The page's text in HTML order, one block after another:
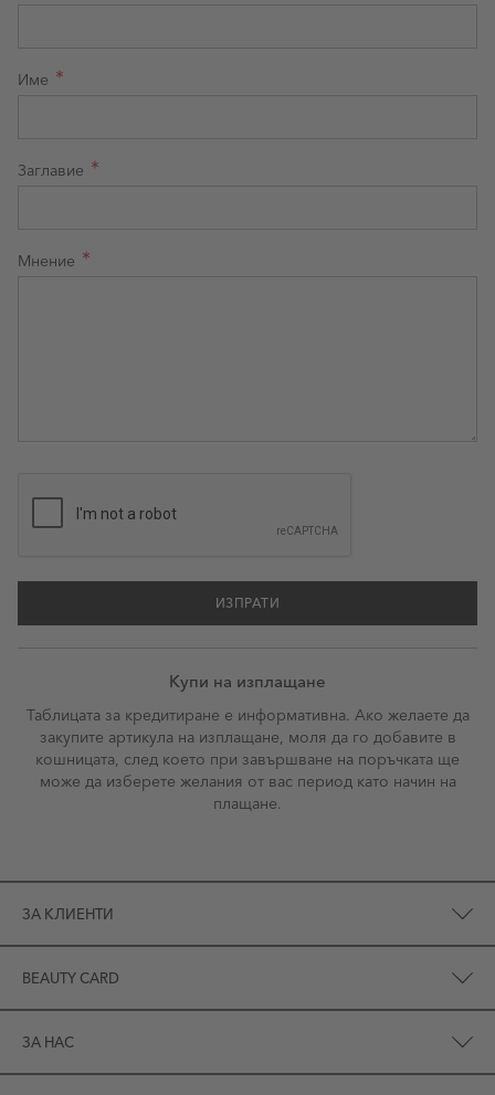
Име
Заглавие
Мнение
ИЗПРАТИ
Купи на изплащане
Таблицата за кредитиране е информативна. Ако желаете да
закупите артикула на изплащане, моля да го добавите в
кошницата, след което при завършване на поръчката ще
може да изберете желания от вас период като начин на
плащане.
ЗА КЛИЕНТИ
BEAUTY CARD
ЗА НАС